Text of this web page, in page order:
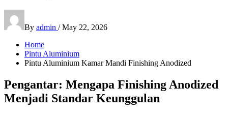
By admin /May 22, 2026
Home
Pintu Aluminium
Pintu Aluminium Kamar Mandi Finishing Anodized
Pengantar: Mengapa Finishing Anodized
Menjadi Standar Keunggulan